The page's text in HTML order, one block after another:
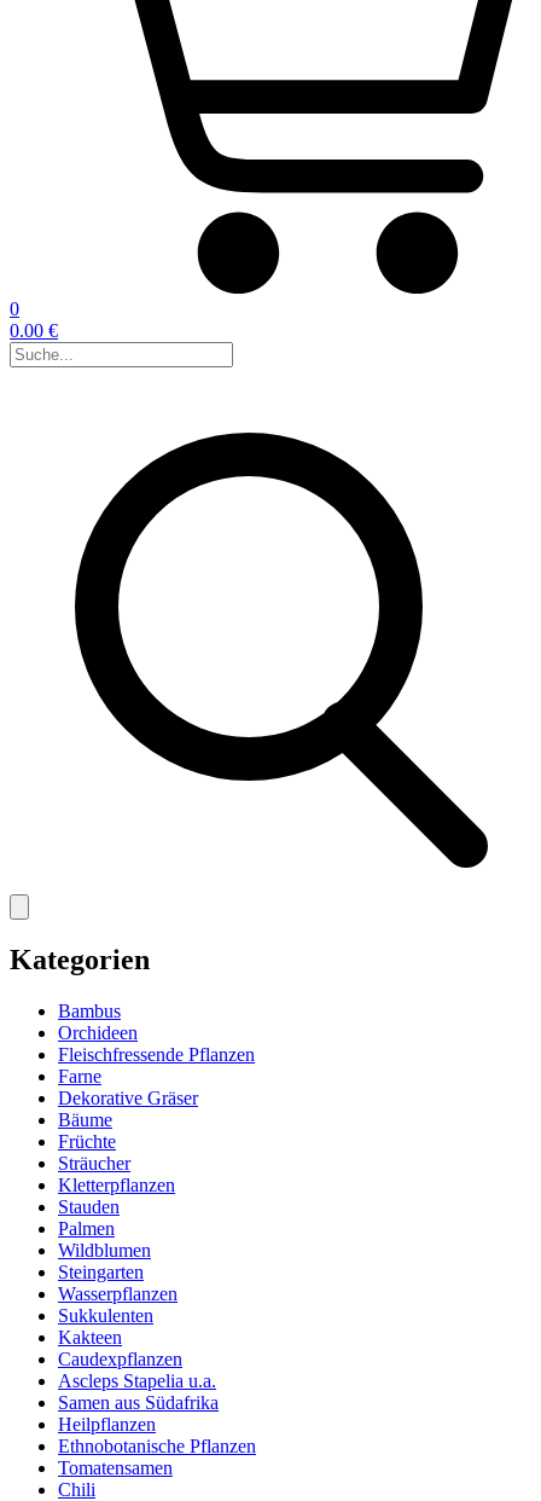
0
0.00 €
Kategorien
Bambus
Orchideen
Fleischfressende Pflanzen
Farne
Dekorative Gräser
Bäume
Früchte
Sträucher
Kletterpflanzen
Stauden
Palmen
Wildblumen
Steingarten
Wasserpflanzen
Sukkulenten
Kakteen
Caudexpflanzen
Ascleps Stapelia u.a.
Samen aus Südafrika
Heilpflanzen
Ethnobotanische Pflanzen
Tomatensamen
Chili